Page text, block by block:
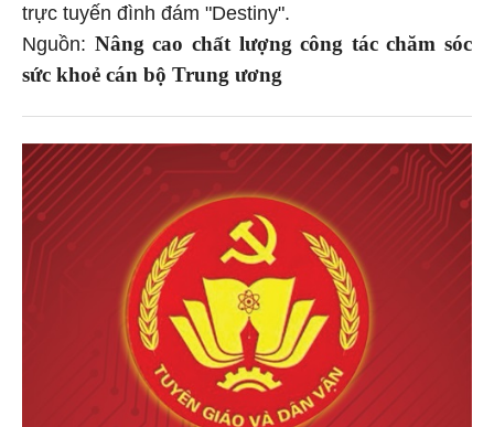
trực tuyến đình đám "Destiny".
Nguồn: Nâng cao chất lượng công tác chăm sóc
sức khoẻ cán bộ Trung ương